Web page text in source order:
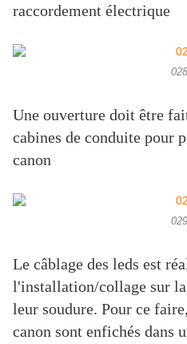
raccordement électrique
028
Une ouverture doit être
cabines de conduite pour
canon
029
Le câblage des leds est
l'installation/collage sur
leur soudure. Pour ce
canon sont enfichés dans